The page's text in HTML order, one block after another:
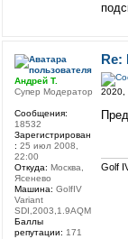
Re:
2020,
Golf
Андрей Т.
Супер Модератор
Сообщения:
18532
Зарегистрирован
: 25 июл 2008,
22:00
Откуда: Москва,
Ясенево
Машина: GolfIV
Variant
SDI,2003,1.9AQM
Баллы
репутации: 171